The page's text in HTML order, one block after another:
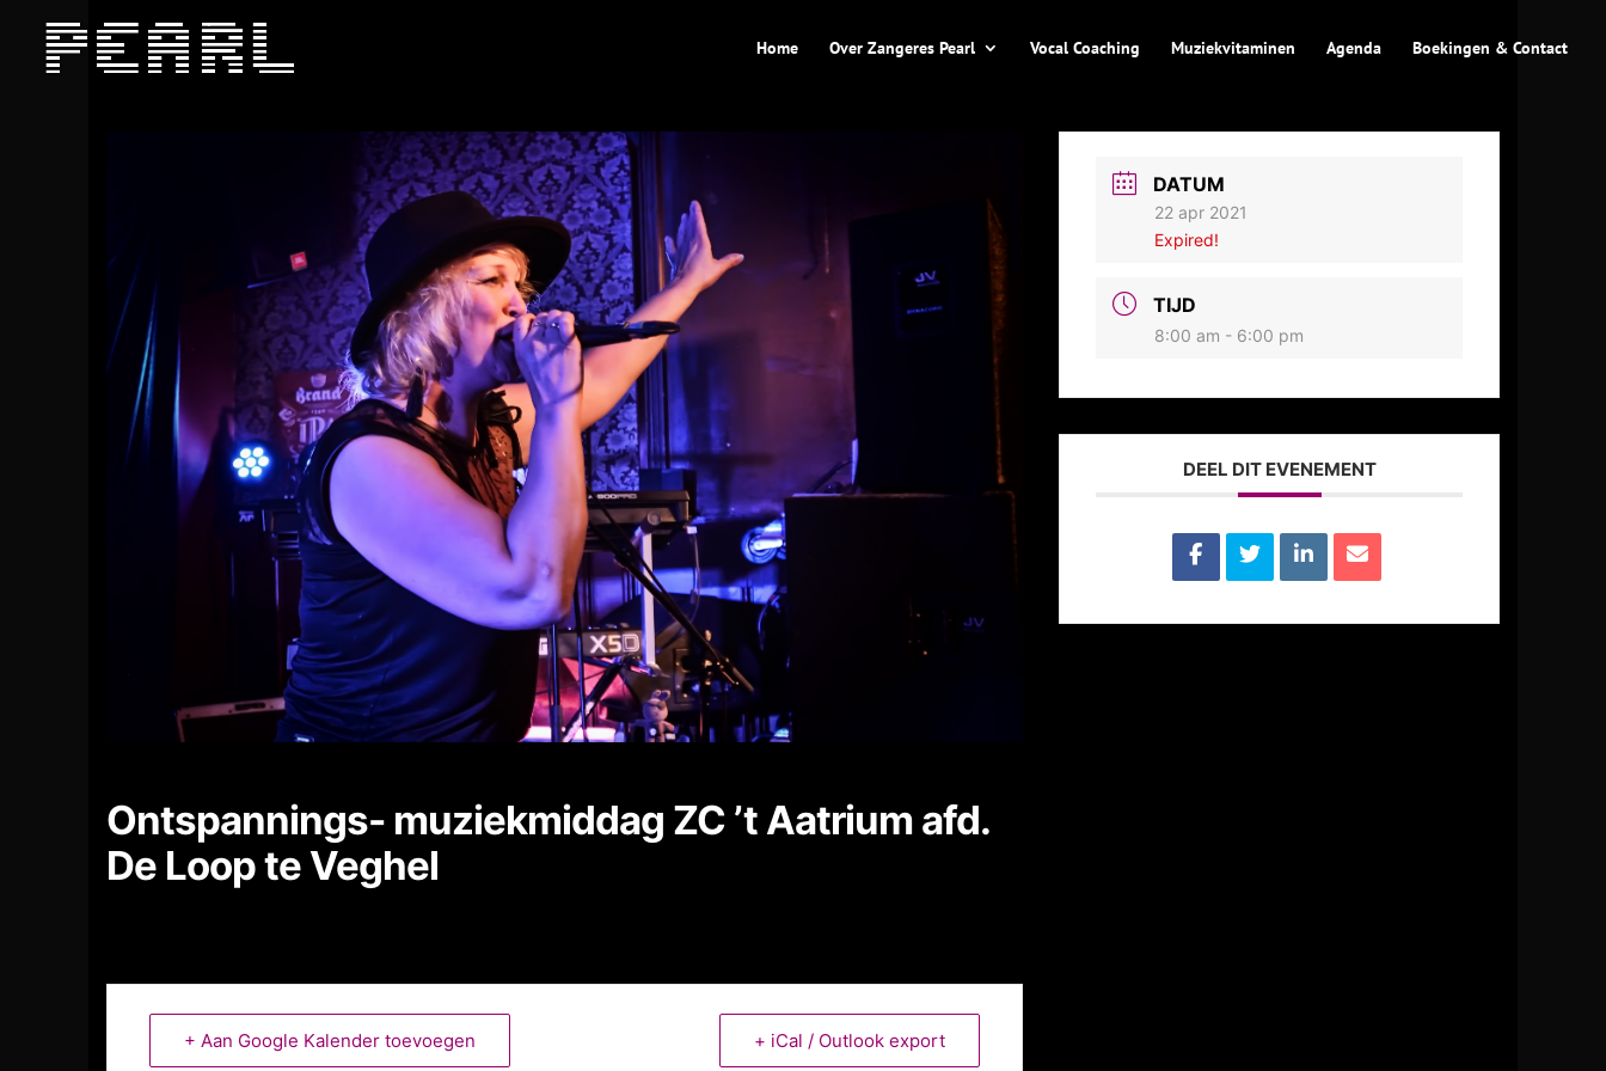
Home Over Zangeres Pearl Vocal Coaching Muziekvitaminen Agenda Boekingen & Contact
Ontspannings- muziekmiddag ZC ’t Aatrium afd.
De Loop te Veghel
+ Aan Google Kalender toevoegen + iCal / Outlook export
DATUM
22 apr 2021
Expired!
TIJD
8:00 am - 6:00 pm
DEEL DIT EVENEMENT